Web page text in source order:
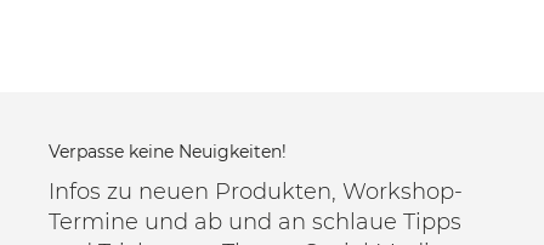
Verpasse keine Neuigkeiten!
Infos zu neuen Produkten, Workshop-
Termine und ab und an schlaue Tipps